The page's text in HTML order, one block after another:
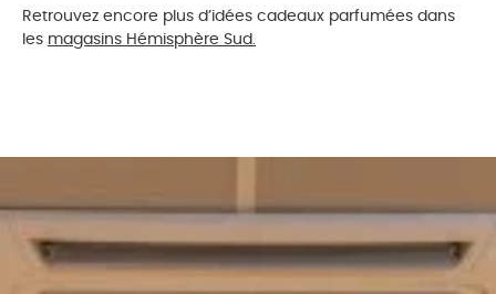
Retrouvez encore plus d’idées cadeaux parfumées dans
les magasins Hémisphère Sud.